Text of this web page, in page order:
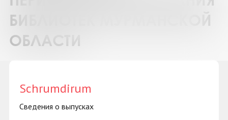
БИБЛИОТЕК МУРМАНСКОЙ
ОБЛАСТИ
Schrumdirum
Сведения о выпусках